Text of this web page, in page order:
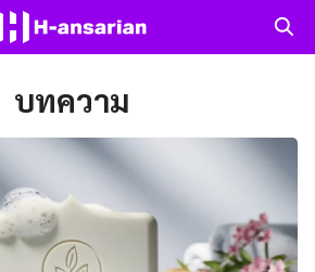
บทความ